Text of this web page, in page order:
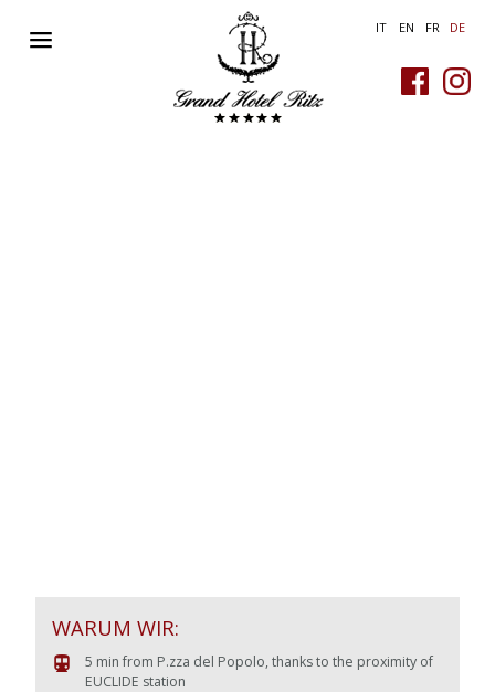
IT EN FR DE
WARUM WIR:
5 min from P.zza del Popolo, thanks to the proximity of
EUCLIDE station